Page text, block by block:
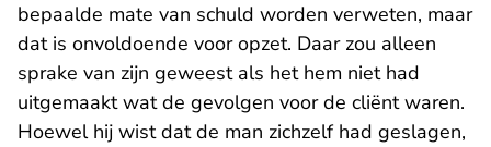
bepaalde mate van schuld worden verweten, maar
dat is onvoldoende voor opzet. Daar zou alleen
sprake van zijn geweest als het hem niet had
uitgemaakt wat de gevolgen voor de cliënt waren.
Hoewel hij wist dat de man zichzelf had geslagen,